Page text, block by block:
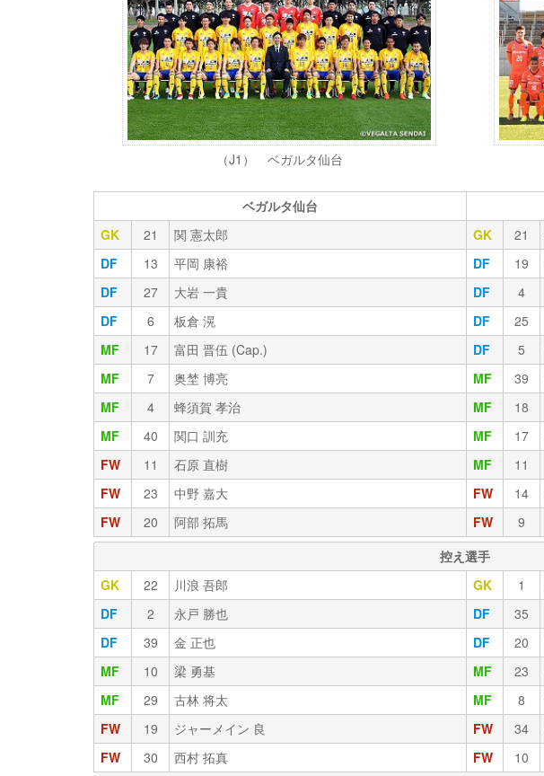
（J1） ベガルタ仙台
ベガルタ仙台
GK
21 関 憲太郎 GK 21
DF
13 平岡 康裕 DF 19
DF
27 大岩 一貴 DF 4
DF
6 板倉 滉 DF 25
MF
17 富田 晋伍 (Cap.) DF 5
MF
7 奥埜 博亮 MF 39
MF
4 蜂須賀 孝治 MF 18
MF
40 関口 訓充 MF 17
FW
11 石原 直樹 MF 11
FW
23 中野 嘉大 FW 14
FW
20 阿部 拓馬 FW 9
控え選手
GK
22 川浪 吾郎 GK 1
DF
2 永戸 勝也 DF 35
DF
39 金 正也 DF 20
MF
10 梁 勇基 MF 23
MF
29 古林 将太 MF 8
FW
19 ジャーメイン 良 FW 34
FW
30 西村 拓真 FW 10